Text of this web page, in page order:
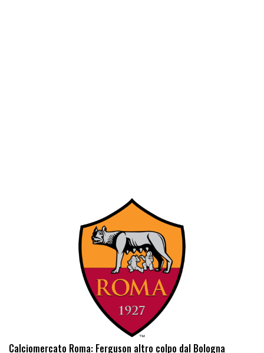
Calciomercato Roma: Ferguson altro colpo dal Bologna